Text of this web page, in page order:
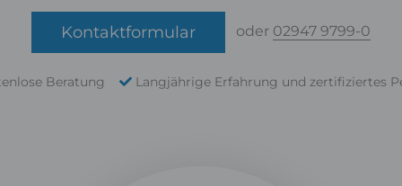
Kontaktformular oder 02947 9799-0
Beratung Langjährige Erfahrung und zertifiziertes